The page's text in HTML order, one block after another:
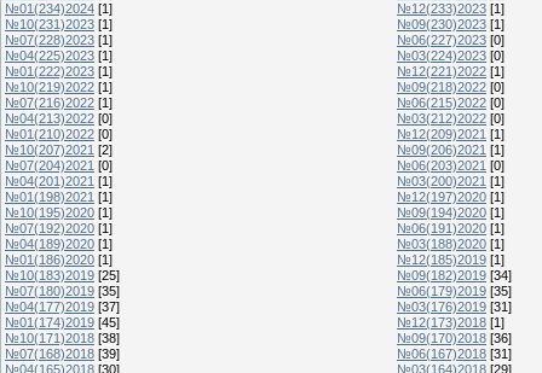
№01(234)2024 [1] №12(233)2023 [1]
№10(231)2023 [1] №09(230)2023 [1]
№07(228)2023 [1] №06(227)2023 [0]
№04(225)2023 [1] №03(224)2023 [0]
№01(222)2023 [1] №12(221)2022 [1]
№10(219)2022 [1] №09(218)2022 [0]
№07(216)2022 [1] №06(215)2022 [0]
№04(213)2022 [0] №03(212)2022 [0]
№01(210)2022 [0] №12(209)2021 [1]
№10(207)2021 [2] №09(206)2021 [1]
№07(204)2021 [0] №06(203)2021 [0]
№04(201)2021 [1] №03(200)2021 [1]
№01(198)2021 [1] №12(197)2020 [1]
№10(195)2020 [1] №09(194)2020 [1]
№07(192)2020 [1] №06(191)2020 [1]
№04(189)2020 [1] №03(188)2020 [1]
№01(186)2020 [1] №12(185)2019 [1]
№10(183)2019 [25] №09(182)2019 [34]
№07(180)2019 [35] №06(179)2019 [35]
№04(177)2019 [37] №03(176)2019 [31]
№01(174)2019 [45] №12(173)2018 [1]
№10(171)2018 [38] №09(170)2018 [36]
№07(168)2018 [39] №06(167)2018 [31]
№04(165)2018 [30] №03(164)2018 [29]